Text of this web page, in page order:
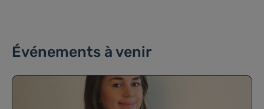
Événements à venir